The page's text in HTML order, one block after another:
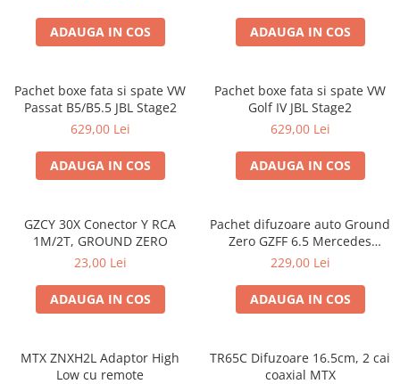
ADAUGA IN COS ADAUGA IN COS
Pachet boxe fata si spate VW
Passat B5/B5.5 JBL Stage2
629,00 Lei
ADAUGA IN COS
Pachet boxe fata si spate VW
Golf IV JBL Stage2
629,00 Lei
ADAUGA IN COS
GZCY 30X Conector Y RCA
1M/2T, GROUND ZERO
23,00 Lei
ADAUGA IN COS
Pachet difuzoare auto Ground
Zero GZFF 6.5 Mercedes
Vito/Viano/Sprinter
229,00 Lei
ADAUGA IN COS
MTX ZNXH2L Adaptor High
Low cu remote
TR65C Difuzoare 16.5cm, 2 cai
coaxial MTX